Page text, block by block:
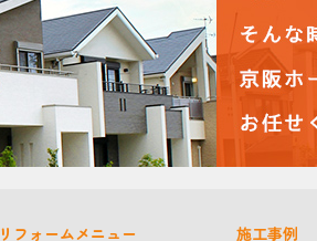
リフォームメニュー 施工事例